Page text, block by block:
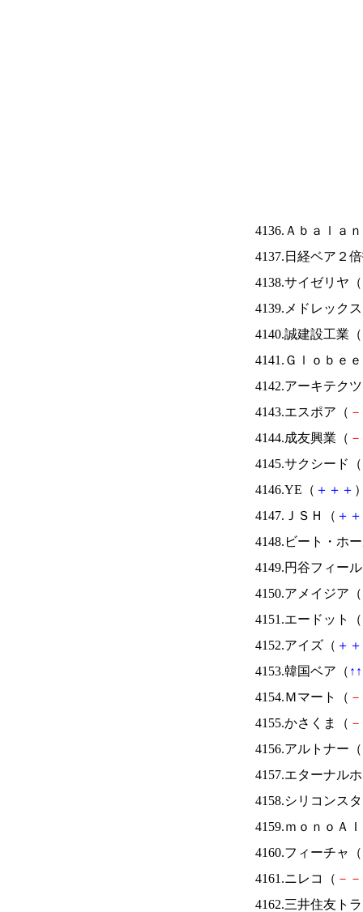
4136.Ａｂａｌａ
4137.日経ベア２
4138.サイゼリヤ（
4139.メドレック
4140.誠建設工業（
4141.Ｇｌｏｂｅ
4142.アーキテク
4143.エスポア（ －
4144.成友興業（ －
4145.サクシード（
4146.YE（ ＋ ＋ ＋
4147.ＪＳＨ（ ＋ ＋
4148.ビート・ホ
4149.円谷フィー
4150.アメイジア（
4151.エードット（
4152.アイズ（ ＋ ＋
4153.韓国ベア（ ↑ ↑
4154.Ｍマート（ －
4155.かさくま（ －
4156.アルトナー（
4157.エターナル
4158.シリコンス
4159.ｍｏｎｏＡ
4160.フィーチャ（
4161.ニレコ（ － －
4162.三井住友ト